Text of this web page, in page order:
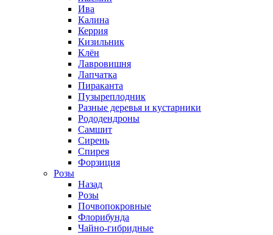
Ива
Калина
Керрия
Кизильник
Клён
Лавровишня
Лапчатка
Пираканта
Пузыреплодник
Разные деревья и кустарники
Рододендроны
Самшит
Сирень
Спирея
Форзиция
Розы
Назад
Розы
Почвопокровные
Флорибунда
Чайно-гибридные